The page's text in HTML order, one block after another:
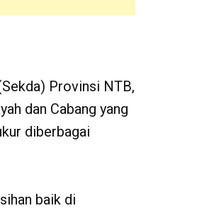
Provinsi NTB,
dan Cabang yang
diberbagai
baik di